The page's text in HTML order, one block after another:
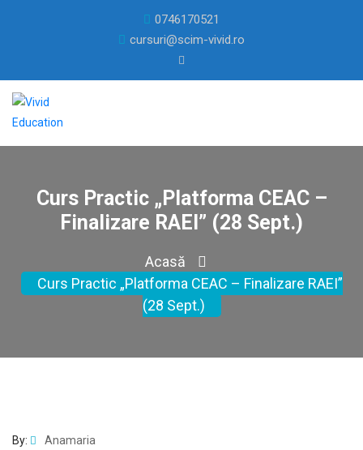
0746170521
cursuri@scim-vivid.ro
Curs Practic „Platforma CEAC –
Finalizare RAEI” (28 Sept.)
Acasă
Curs Practic „Platforma CEAC – Finalizare RAEI”
(28 Sept.)
By: Anamaria